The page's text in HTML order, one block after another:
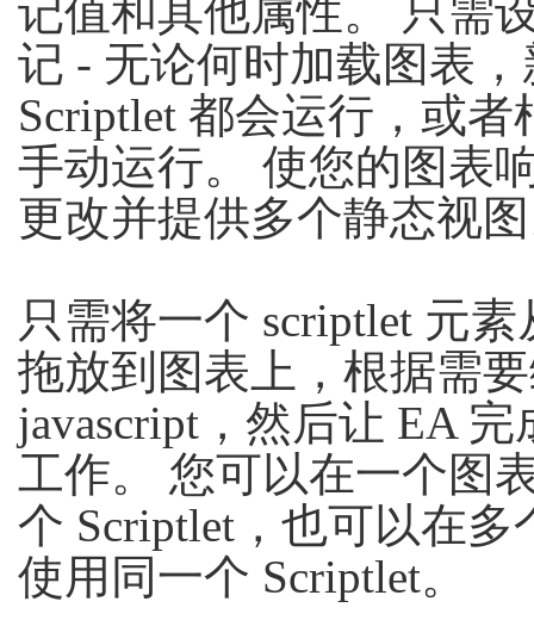
记值和其他属性。 只需
记 - 无论何时加载图表，
Scriptlet 都会运行，或者
手动运行。 使您的图表
更改并提供多个静态视
只需将一个 scriptlet 元
拖放到图表上，根据需
javascript，然后让 EA 完
工作。 您可以在一个图
个 Scriptlet，也可以在多
使用同一个 Scriptlet。